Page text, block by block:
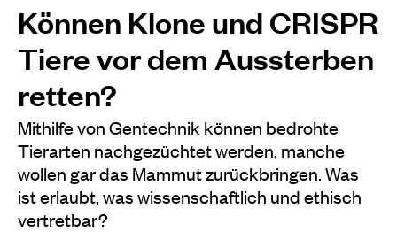
Können Klone und CRISPR
Tiere vor dem Aussterben
retten?
Mithilfe von Gentechnik können bedrohte
Tierarten nachgezüchtet werden, manche
wollen gar das Mammut zurückbringen. Was
ist erlaubt, was wissenschaftlich und ethisch
vertretbar?